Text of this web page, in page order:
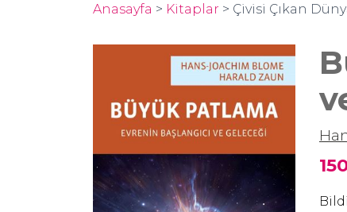
Anasayfa > Kitaplar > Çivisi Çıkan